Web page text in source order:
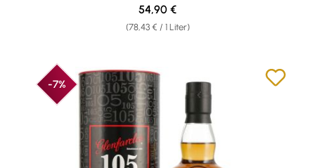
(78,43 € / 1 Liter)
Regulärer Preis:
54,90 €
-7%